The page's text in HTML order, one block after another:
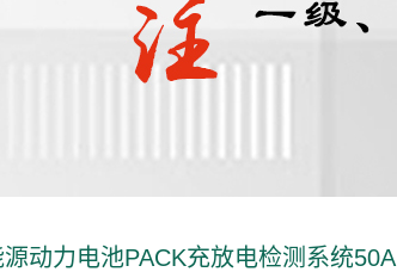
源动力电池PACK充放电检测系统50A